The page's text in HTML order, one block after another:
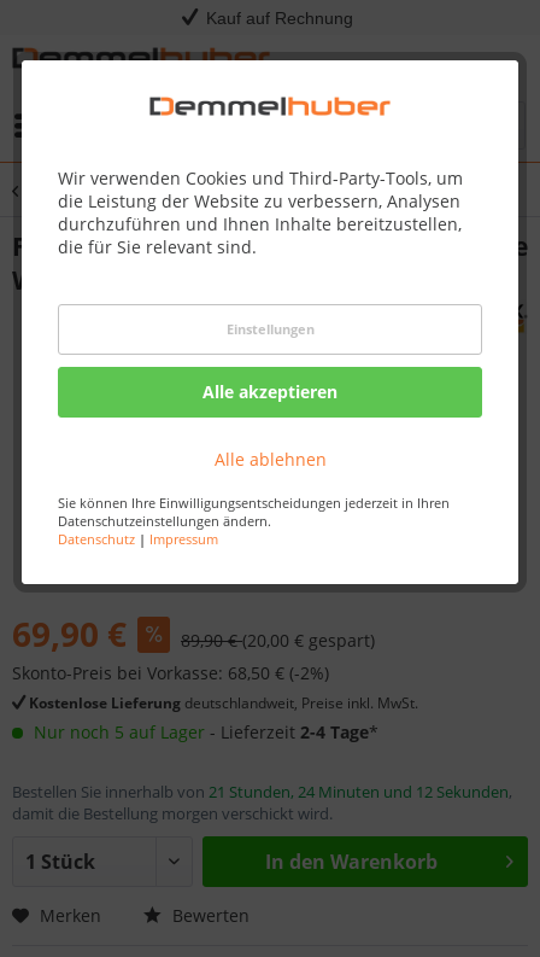
Kauf auf Rechnung
Wir verwenden Cookies und Third-Party-Tools, um
die Leistung der Website zu verbessern, Analysen
durchzuführen und Ihnen Inhalte bereitzustellen,
die für Sie relevant sind.
Einstellungen
Alle akzeptieren
Alle ablehnen
Sie können Ihre Einwilligungsentscheidungen jederzeit in Ihren
Datenschutzeinstellungen ändern.
Datenschutz| Impressum
Übersicht Grillthermometer & Grillbeleuchtung
Funkthermometer XR-30 Extendet Range
Wireless BBQ
69,90 € 89,90 €(20,00 € gespart)
Skonto-Preis bei Vorkasse: 68,50 € (-2%)
Kostenlose Lieferung deutschlandweit, Preise inkl. MwSt.
Nur noch 5 auf Lager - Lieferzeit 2-4 Tage*
Bestellen Sie innerhalb von 21 Stunden, 24 Minuten und 12 Sekunden,
damit die Bestellung morgen verschickt wird.
In den Warenkorb
Merken Bewerten